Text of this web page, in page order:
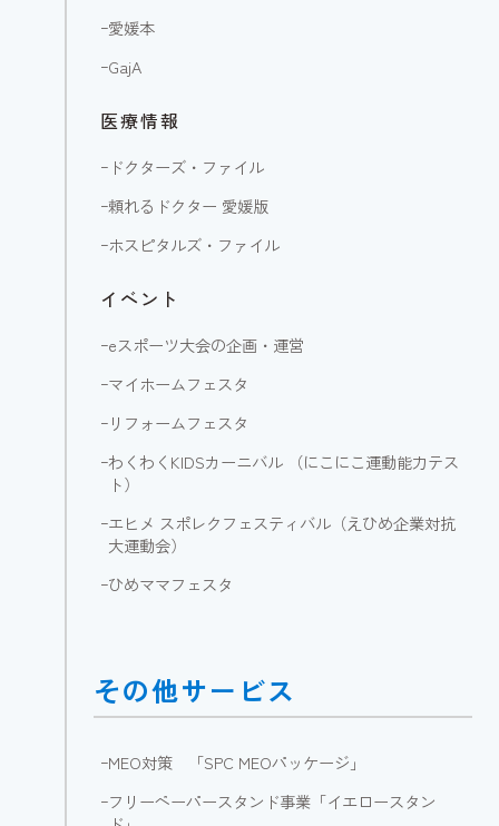
ｰ愛媛本
ｰGajA
医療情報
ｰドクターズ・ファイル
ｰ頼れるドクター 愛媛版
ｰホスピタルズ・ファイル
イベント
ｰeスポーツ大会の企画・運営
ｰマイホームフェスタ
ｰリフォームフェスタ
ｰわくわくKIDSカーニバル （にこにこ運動能力テス
ト）
ｰエヒメ スポレクフェスティバル（えひめ企業対抗
大運動会）
ｰひめママフェスタ
その他サービス
ｰMEO対策 「SPC MEOパッケージ」
ｰフリーペーパースタンド事業「イエロースタン